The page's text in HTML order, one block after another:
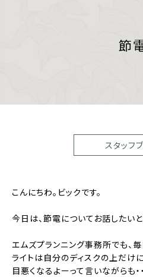
節
スタッフ
こんにちわ。ビックです。
今日は、節電についてお話したいと
エムズプランニング事務所でも、毎
ライトは自分のディスクの上だけに
目悪くなるよーって言いながらも・・